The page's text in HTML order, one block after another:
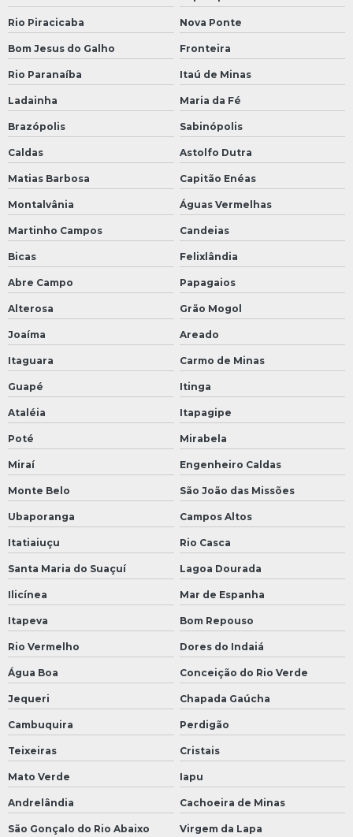
Rio Piracicaba Nova Ponte
Bom Jesus do Galho Fronteira
Rio Paranaíba Itaú de Minas
Ladainha Maria da Fé
Brazópolis Sabinópolis
Caldas Astolfo Dutra
Matias Barbosa Capitão Enéas
Montalvânia Águas Vermelhas
Martinho Campos Candeias
Bicas Felixlândia
Abre Campo Papagaios
Alterosa Grão Mogol
Joaíma Areado
Itaguara Carmo de Minas
Guapé Itinga
Ataléia Itapagipe
Poté Mirabela
Miraí Engenheiro Caldas
Monte Belo São João das Missões
Ubaporanga Campos Altos
Itatiaiuçu Rio Casca
Santa Maria do Suaçuí Lagoa Dourada
Ilicínea Mar de Espanha
Itapeva Bom Repouso
Rio Vermelho Dores do Indaiá
Água Boa Conceição do Rio Verde
Jequeri Chapada Gaúcha
Cambuquira Perdigão
Teixeiras Cristais
Mato Verde Iapu
Andrelândia Cachoeira de Minas
São Gonçalo do Rio Abaixo Virgem da Lapa